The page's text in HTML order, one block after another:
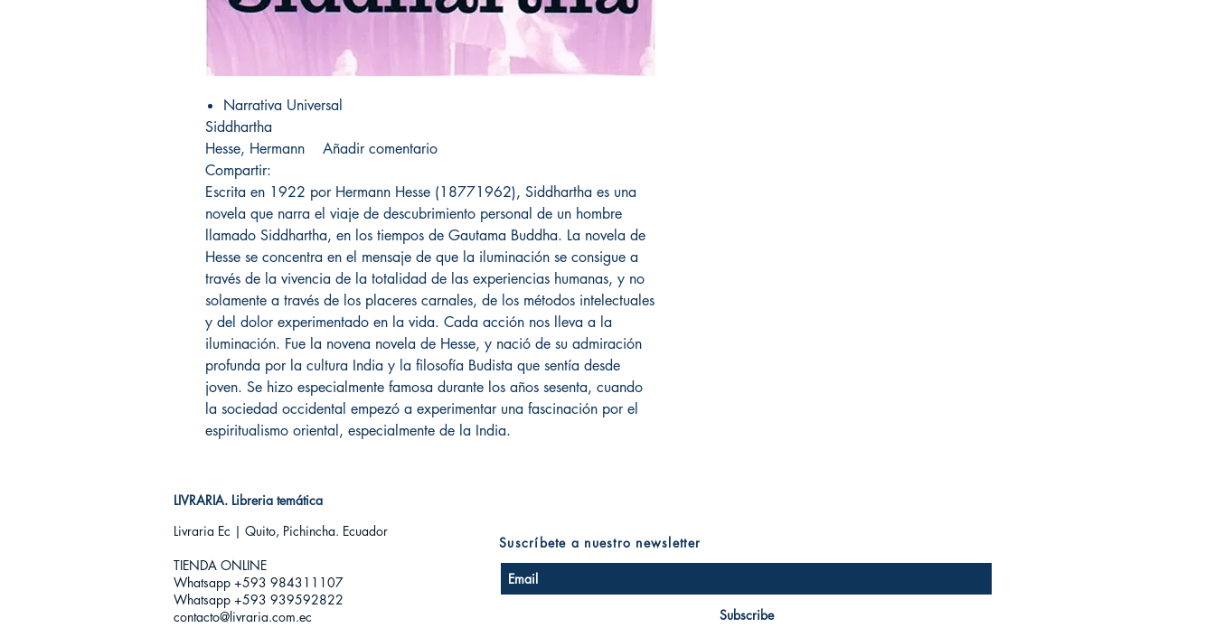
Narrativa Universal
Siddhartha
Hesse, Hermann Añadir comentario
Compartir:
Escrita en 1922 por Hermann Hesse (18771962), Siddhartha es una
novela que narra el viaje de descubrimiento personal de un hombre
llamado Siddhartha, en los tiempos de Gautama Buddha. La novela de
Hesse se concentra en el mensaje de que la iluminación se consigue a
través de la vivencia de la totalidad de las experiencias humanas, y no
solamente a través de los placeres carnales, de los métodos intelectuales
y del dolor experimentado en la vida. Cada acción nos lleva a la
iluminación. Fue la novena novela de Hesse, y nació de su admiración
profunda por la cultura India y la filosofía Budista que sentía desde
joven. Se hizo especialmente famosa durante los años sesenta, cuando
la sociedad occidental empezó a experimentar una fascinación por el
espiritualismo oriental, especialmente de la India.
LIVRARIA. Libreria temática
Livraria Ec | Quito, Pichincha. Ecuador
TIENDA ONLINE​
Whatsapp +593 984311107
Whatsapp +593 939592822
contacto@livraria.com.ec
Subscribe
Suscríbete a nuestro newsletter